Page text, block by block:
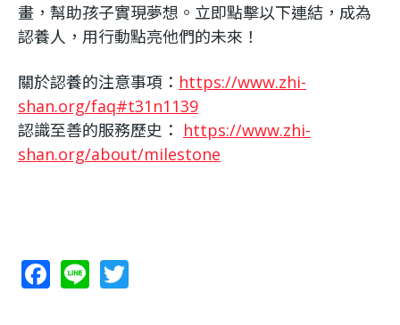
畫，幫助孩子實現夢想。立即點擊以下連結，成為
認養人，用行動點亮他們的未來！
關於認養的注意事項： https://www.zhi-
shan.org/faq#t31n1139
認識至善的服務歷史： https://www.zhi-
shan.org/about/milestone
F
ac
Li
n